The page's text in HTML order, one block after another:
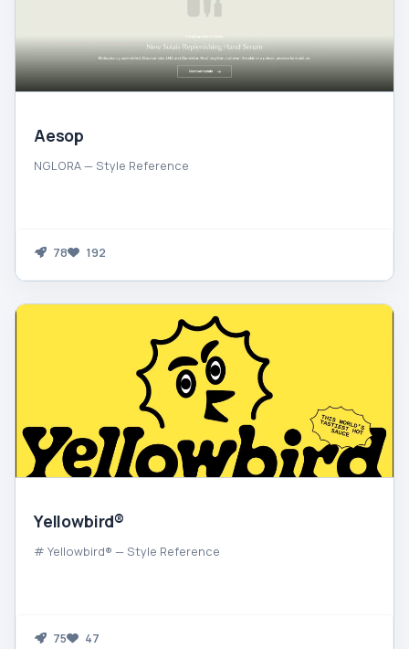
Aesop
NGLORA — Style Reference
78 192
Yellowbird®
# Yellowbird® — Style Reference
75 47